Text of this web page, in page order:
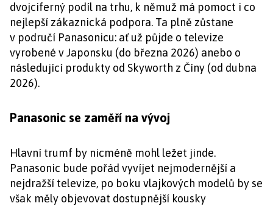
dvojciferný podíl na trhu, k němuž má pomoct i co
nejlepší zákaznická podpora. Ta plně zůstane
v područí Panasonicu: ať už půjde o televize
vyrobené v Japonsku (do března 2026) anebo o
následující produkty od Skyworth z Číny (od dubna
2026).
Panasonic se zaměří na vývoj
Hlavní trumf by nicméně mohl ležet jinde.
Panasonic bude pořád vyvíjet nejmodernější a
nejdražší televize, po boku vlajkových modelů by se
však měly objevovat dostupnější kousky